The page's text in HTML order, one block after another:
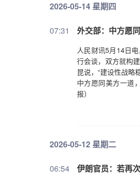
美好未来？面对这
重要会晤。此次会
外，双方还愿就外
的动力。二、如何
为两国关系的新定
应该是合作为主的
你，谁也离不开谁
定性，尤其要信守
是和平可期的持
能承受的。关键在
发展权利。总之，“
2026-05-14 星期四
07:31 外交部：中方愿
人民财讯5月14日
行会谈，双方就构
昆说，“建设性战略
中方愿同美方一道
报）
2026-05-12 星期二
06:54 伊朗官员：若再